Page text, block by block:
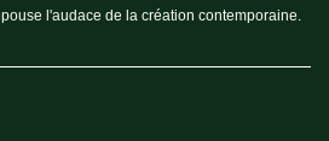
l'audace de la création contemporaine.